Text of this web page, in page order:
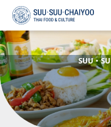
HOME
会社概要
事業内容
SUU・